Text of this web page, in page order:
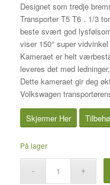
Designet som tredje
Transporter T5 T6 . 1/3
beste svært god
viser 150° super
Kameraet er helt
leveres det med
Dette kameraet gir deg
Volkswagen
Skjermer Her
På lager